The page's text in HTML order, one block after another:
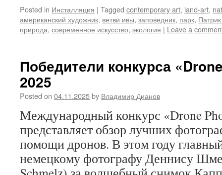
Posted in Инсталляция | Tagged contemporary art, land-art,
американский художник, ветви ивы, заповедник, парк,
природа, современное искусство, экология | Leave a
Победители конкурса
2025
Posted on 04.11.2025by Владимир Дианов
Международный конкурс «Drone
представляет обзор лучших
помощи дронов. В этом году
немецкому фотографу Деннису